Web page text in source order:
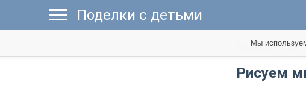
Поделки с детьми
Поделки с
Рисуем
Мы